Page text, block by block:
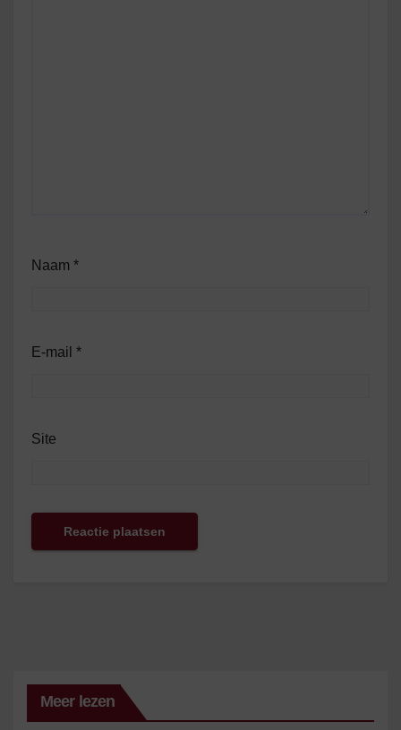
Naam *
E-mail *
Site
Meer lezen